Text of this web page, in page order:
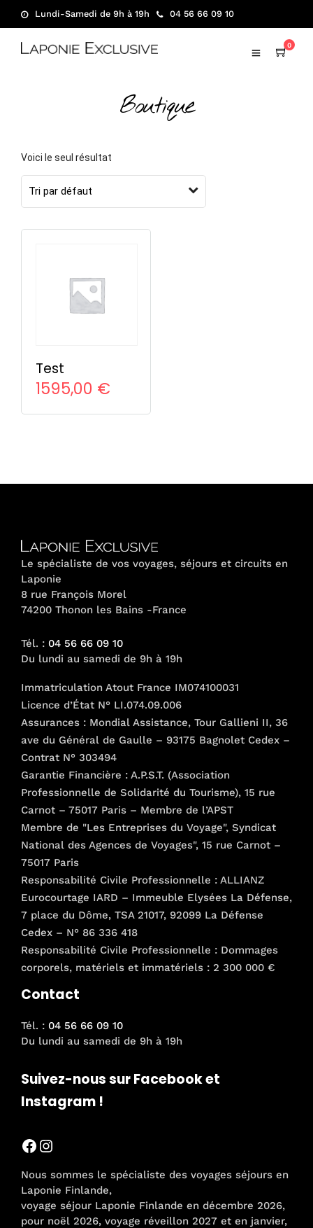
Lundi-Samedi de 9h à 19h 04 56 66 09 10
0
Boutique
Voici le seul résultat
Test
1595,00 €
Le spécialiste de vos voyages, séjours et circuits en
Laponie
8 rue François Morel
74200 Thonon les Bains -France
Tél. : 04 56 66 09 10
Du lundi au samedi de 9h à 19h
Immatriculation Atout France IM074100031
Licence d’État N° LI.074.09.006
Assurances : Mondial Assistance, Tour Gallieni II, 36
ave du Général de Gaulle – 93175 Bagnolet Cedex –
Contrat N° 303494
Garantie Financière : A.P.S.T. (Association
Professionnelle de Solidarité du Tourisme), 15 rue
Carnot – 75017 Paris – Membre de l’APST
Membre de "Les Entreprises du Voyage", Syndicat
National des Agences de Voyages", 15 rue Carnot –
75017 Paris
Responsabilité Civile Professionnelle : ALLIANZ
Eurocourtage IARD – Immeuble Elysées La Défense,
7 place du Dôme, TSA 21017, 92099 La Défense
Cedex – N° 86 336 418
Responsabilité Civile Professionnelle : Dommages
corporels, matériels et immatériels : 2 300 000 €
Contact
Tél. : 04 56 66 09 10
Du lundi au samedi de 9h à 19h
Suivez-nous sur Facebook et
Instagram !
Facebook
Instagram
Nous sommes le spécialiste des voyages séjours en
Laponie Finlande,
voyage séjour Laponie Finlande en décembre 2026,
pour noël 2026, voyage réveillon 2027 et en janvier,